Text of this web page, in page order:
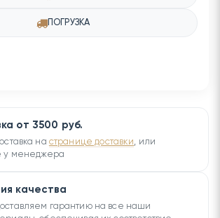
ПОГРУЗКА
от 3500 руб.
на странице доставки, или
у менеджера
качества
гарантию на все наши